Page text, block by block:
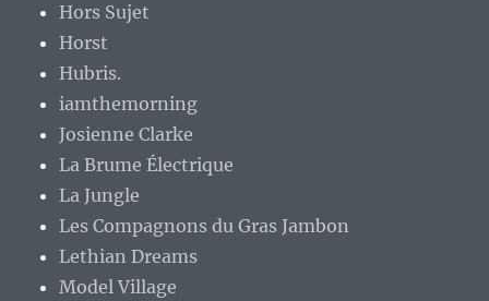
Hors Sujet
Horst
Hubris.
iamthemorning
Josienne Clarke
La Brume Électrique
La Jungle
Les Compagnons du Gras Jambon
Lethian Dreams
Model Village